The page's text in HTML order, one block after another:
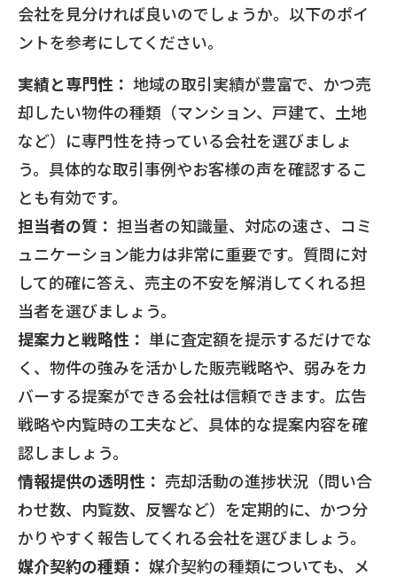
会社を見分ければ良いのでしょうか。以下のポイ
ントを参考にしてください。
実績と専門性： 地域の取引実績が豊富で、かつ売
却したい物件の種類（マンション、戸建て、土地
など）に専門性を持っている会社を選びましょ
う。具体的な取引事例やお客様の声を確認するこ
とも有効です。
担当者の質： 担当者の知識量、対応の速さ、コミ
ュニケーション能力は非常に重要です。質問に対
して的確に答え、売主の不安を解消してくれる担
当者を選びましょう。
提案力と戦略性： 単に査定額を提示するだけでな
く、物件の強みを活かした販売戦略や、弱みをカ
バーする提案ができる会社は信頼できます。広告
戦略や内覧時の工夫など、具体的な提案内容を確
認しましょう。
情報提供の透明性： 売却活動の進捗状況（問い合
わせ数、内覧数、反響など）を定期的に、かつ分
かりやすく報告してくれる会社を選びましょう。
媒介契約の種類： 媒介契約の種類についても、メ